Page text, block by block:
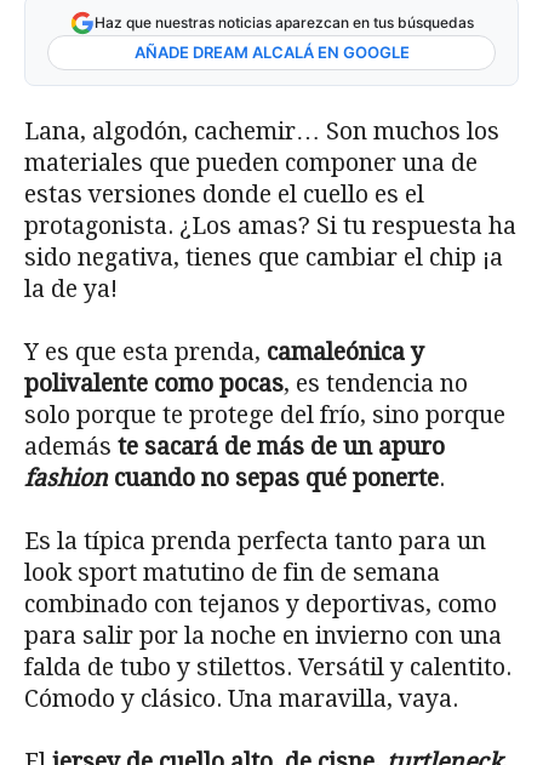
Haz que nuestras noticias aparezcan en tus búsquedas
AÑADE DREAM ALCALÁ EN GOOGLE
Lana, algodón, cachemir… Son muchos los
materiales que pueden componer una de
estas versiones donde el cuello es el
protagonista. ¿Los amas? Si tu respuesta ha
sido negativa, tienes que cambiar el chip ¡a
la de ya!
Y es que esta prenda, camaleónica y
polivalente como pocas, es tendencia no
solo porque te protege del frío, sino porque
además te sacará de más de un apuro
fashioncuando no sepas qué ponerte.
Es la típica prenda perfecta tanto para un
look sport matutino de fin de semana
combinado con tejanos y deportivas, como
para salir por la noche en invierno con una
falda de tubo y stilettos. Versátil y calentito.
Cómodo y clásico. Una maravilla, vaya.